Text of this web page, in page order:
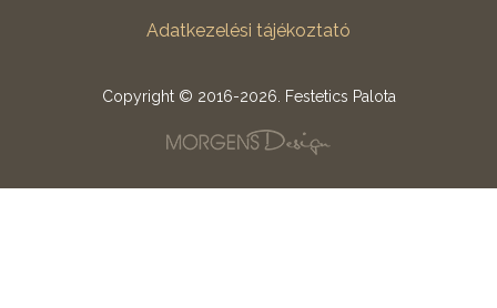
Adatkezelési tájékoztató
Copyright © 2016-2026. Festetics Palota